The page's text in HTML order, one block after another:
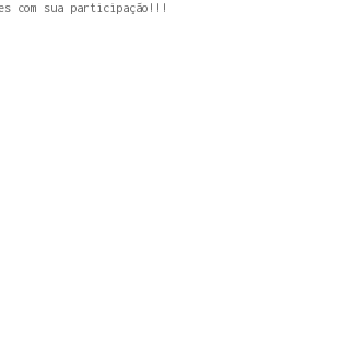
com sua participação!!!